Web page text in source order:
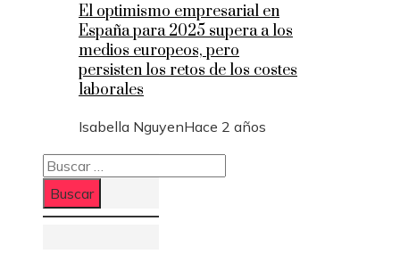
El optimismo empresarial en
España para 2025 supera a los
medios europeos, pero
persisten los retos de los costes
laborales
Isabella NguyenHace 2 años
Buscar: